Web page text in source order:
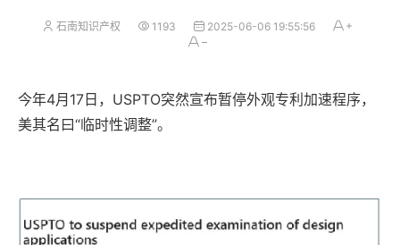
石南知识产权 1193 2025-06-06 19:55:56
今年4月17日，USPTO突然宣布暂停外观专利加速程序，
美其名曰“临时性调整”。